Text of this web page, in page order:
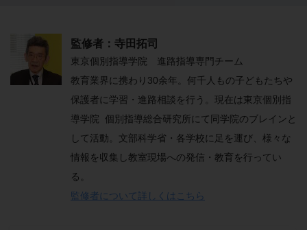
監修者：寺田拓司
東京個別指導学院 進路指導専門チーム
教育業界に携わり30余年。何千人もの子どもたちや
保護者に学習・進路相談を行う。現在は東京個別指
導学院 個別指導総合研究所にて同学院のブレインと
して活動。文部科学省・各学校に足を運び、様々な
情報を収集し教室現場への発信・教育を行ってい
る。
監修者について詳しくはこちら